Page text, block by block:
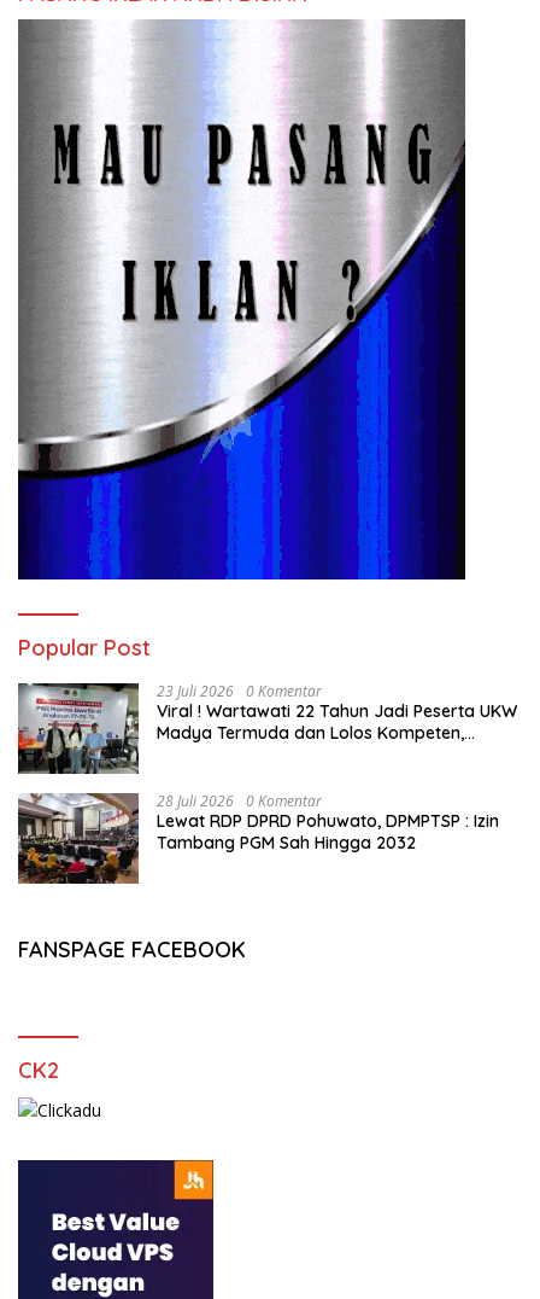
Popular Post
23 Juli 2026 0 Komentar
Viral ! Wartawati 22 Tahun Jadi Peserta UKW
Madya Termuda dan Lolos Kompeten,
28 Juli 2026 0 Komentar
Lewat RDP DPRD Pohuwato, DPMPTSP : Izin
Tambang PGM Sah Hingga 2032
FANSPAGE FACEBOOK
CK2